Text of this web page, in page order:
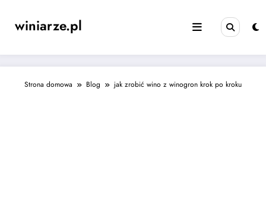
contentwiniarze.pl
Strona domowa Blog jak zrobić wino z winogron krok po kroku